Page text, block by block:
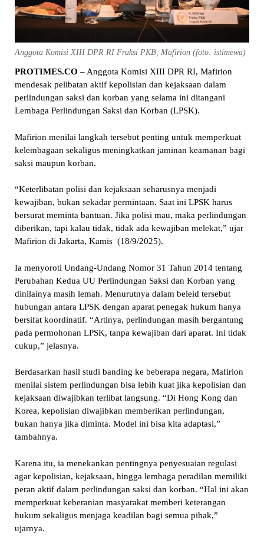
Anggota Komisi XIII DPR RI Fraksi PKB, Mafirion (foto: istimewa)
PROTIMES.CO – Anggota Komisi XIII DPR RI, Mafirion
mendesak pelibatan aktif kepolisian dan kejaksaan dalam
perlindungan saksi dan korban yang selama ini ditangani
Lembaga Perlindungan Saksi dan Korban (LPSK).
Mafirion menilai langkah tersebut penting untuk memperkuat
kelembagaan sekaligus meningkatkan jaminan keamanan bagi
saksi maupun korban.
“Keterlibatan polisi dan kejaksaan seharusnya menjadi
kewajiban, bukan sekadar permintaan. Saat ini LPSK harus
bersurat meminta bantuan. Jika polisi mau, maka perlindungan
diberikan, tapi kalau tidak, tidak ada kewajiban melekat,” ujar
Mafirion di Jakarta, Kamis (18/9/2025).
Ia menyoroti Undang-Undang Nomor 31 Tahun 2014 tentang
Perubahan Kedua UU Perlindungan Saksi dan Korban yang
dinilainya masih lemah. Menurutnya dalam beleid tersebut
hubungan antara LPSK dengan aparat penegak hukum hanya
bersifat koordinatif. “Artinya, perlindungan masih bergantung
pada permohonan LPSK, tanpa kewajiban dari aparat. Ini tidak
cukup,” jelasnya.
Berdasarkan hasil studi banding ke beberapa negara, Mafirion
menilai sistem perlindungan bisa lebih kuat jika kepolisian dan
kejaksaan diwajibkan terlibat langsung. “Di Hong Kong dan
Korea, kepolisian diwajibkan memberikan perlindungan,
bukan hanya jika diminta. Model ini bisa kita adaptasi,”
tambahnya.
Karena itu, ia menekankan pentingnya penyesuaian regulasi
agar kepolisian, kejaksaan, hingga lembaga peradilan memiliki
peran aktif dalam perlindungan saksi dan korban. “Hal ini akan
memperkuat keberanian masyarakat memberi keterangan
hukum sekaligus menjaga keadilan bagi semua pihak,”
ujarnya.